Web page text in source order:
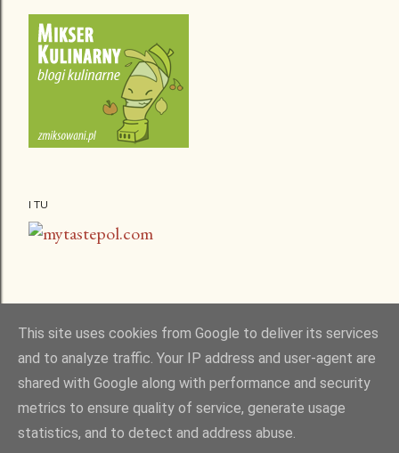
I TU
Obsługiwane przez usługę Blogger
This site uses cookies from Google to deliver its services
and to analyze traffic. Your IP address and user-agent are
shared with Google along with performance and security
metrics to ensure quality of service, generate usage
statistics, and to detect and address abuse.